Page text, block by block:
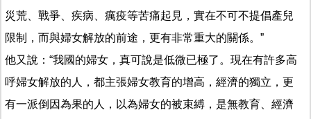
災荒、戰爭、疾病、癘疫等苦痛起見，實在不可不提倡產兒
限制，而與婦女解放的前途，更有非常重大的關係。”
他又說：“我國的婦女，真可說是低微已極了。現在有許多高
呼婦女解放的人，都主張婦女教育的增高，經濟的獨立，更
有一派倒因為果的人，以為婦女的被束縛，是無教育、經濟